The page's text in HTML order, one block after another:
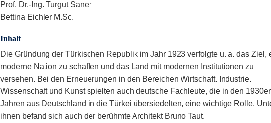
Prof. Dr.-Ing. Turgut Saner
Bettina Eichler M.Sc.
Inhalt
Die Gründung der Türkischen Republik im Jahr 1923 verfolgte u. a. das Ziel,
moderne Nation zu schaffen und das Land mit modernen Institutionen zu
versehen. Bei den Erneuerungen in den Bereichen Wirtschaft, Industrie,
Wissenschaft und Kunst spielten auch deutsche Fachleute, die in den 1930er
Jahren aus Deutschland in die Türkei übersiedelten, eine wichtige Rolle.
ihnen befand sich auch der berühmte Architekt Bruno Taut.